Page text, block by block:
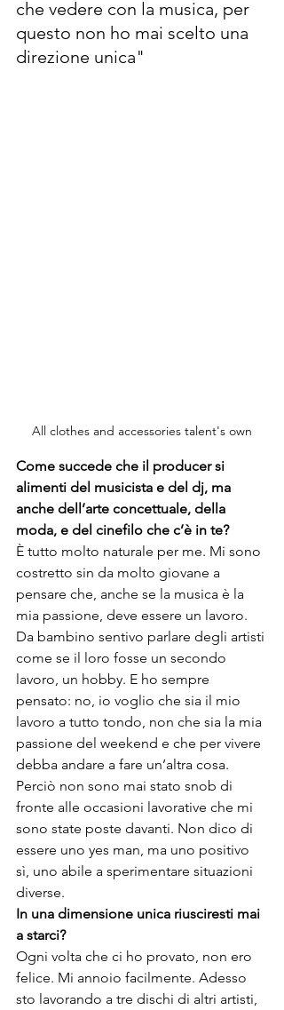
che vedere con la musica, per
questo non ho mai scelto una
direzione unica"
All clothes and accessories talent's own
Come succede che il producer si
alimenti del musicista e del dj, ma
anche dell’arte concettuale, della
moda, e del cinefilo che c’è in te?
È tutto molto naturale per me. Mi sono
costretto sin da molto giovane a
pensare che, anche se la musica è la
mia passione, deve essere un lavoro.
Da bambino sentivo parlare degli artisti
come se il loro fosse un secondo
lavoro, un hobby. E ho sempre
pensato: no, io voglio che sia il mio
lavoro a tutto tondo, non che sia la mia
passione del weekend e che per vivere
debba andare a fare un’altra cosa.
Perciò non sono mai stato snob di
fronte alle occasioni lavorative che mi
sono state poste davanti. Non dico di
essere uno yes man, ma uno positivo
sì, uno abile a sperimentare situazioni
diverse.
In una dimensione unica riusciresti mai
a starci?
Ogni volta che ci ho provato, non ero
felice. Mi annoio facilmente. Adesso
sto lavorando a tre dischi di altri artisti,